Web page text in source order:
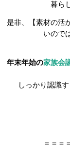
暮ら
是非、【素材の活
いので
年末年始の家族会
しっかり認識
＝＝＝